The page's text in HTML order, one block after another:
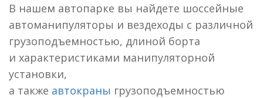
В нашем автопарке вы найдете шоссейные
автоманипуляторы и вездеходы с различной
грузоподъемностью, длиной борта
и характеристиками манипуляторной
установки,
а также автокраны грузоподъемностью